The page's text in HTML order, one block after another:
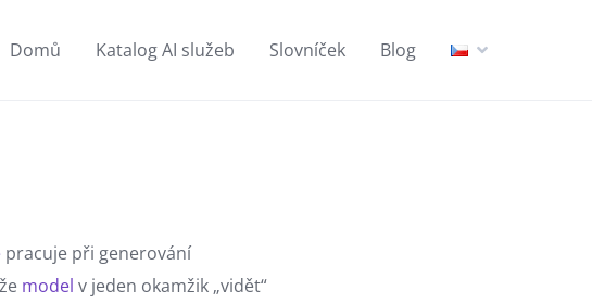
Domů Katalog AI služeb Slovníček Blog
pracuje při generování
model v jeden okamžik „vidět“